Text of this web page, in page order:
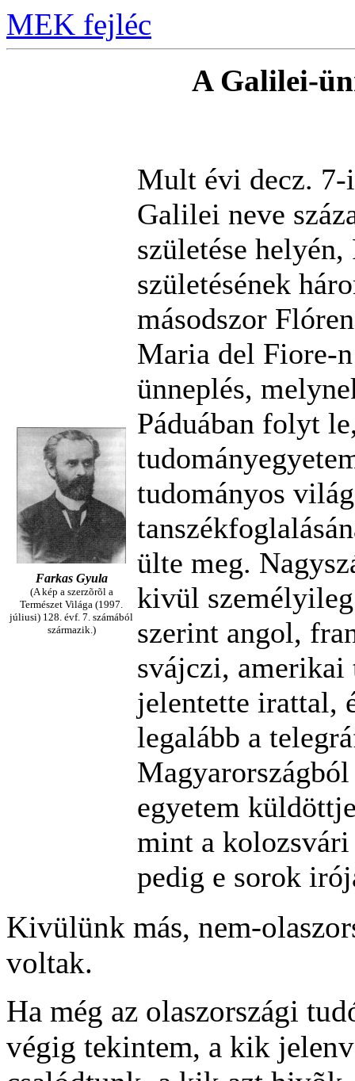
MEK fejléc
A Galilei-
Farkas Gyula
(A kép a szerzõrõl a
Természet Világa (1997.
júliusi) 128. évf. 7. számából
származik.)
Mult évi decz. 7-
Galilei neve
születése
születésének
másodszor
Maria del Fiore-
ünneplés,
Páduában folyt
tudományos
ülte meg.
kivül
szerint angol,
svájczi, amerikai
jelentette irattal,
legalább a
egyetem
mint a
pedig e sorok
Kivülünk más, nem-
voltak.
Ha még az olaszországi
végig tekintem, a kik